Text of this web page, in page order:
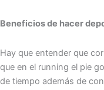
Beneficios de hacer
Hay que entender que
que en el running el pie
de tiempo además de